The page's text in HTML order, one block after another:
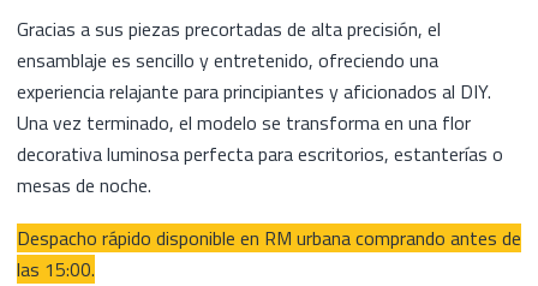
Gracias a sus piezas precortadas de alta precisión, el
ensamblaje es sencillo y entretenido, ofreciendo una
experiencia relajante para principiantes y aficionados al DIY.
Una vez terminado, el modelo se transforma en una flor
decorativa luminosa perfecta para escritorios, estanterías o
mesas de noche.
Despacho rápido disponible en RM urbana comprando antes de
las 15:00.